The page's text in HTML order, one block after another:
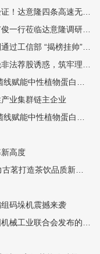
高速无菌整线落地中山东鹏
行莅临达意隆调研指导
部 “揭榜挂帅”项目验收
诱惑，筑牢理性投资防线
饮料全域发展（杏仁露篇）
业集群链主企业
白饮料全域发展（豆奶篇）
高度
打造茶饮品质新标杆
码垛机震撼来袭
项机械工业科技成果推广项目名单